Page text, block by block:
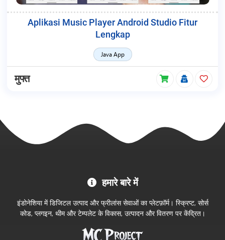
Aplikasi Music Player Android Studio Fitur
Lengkap
Java App
मुफ्त
आधिकारिक
हमारे बारे में
इंडोनेशिया में डिजिटल उत्पाद और फ्रीलांस सेवाओं का प्लेटफ़ॉर्म। स्क्रिप्ट, सोर्स
कोड, प्लगइन, थीम और टेम्पलेट के विकास, उत्पादन और वितरण पर केंद्रित।